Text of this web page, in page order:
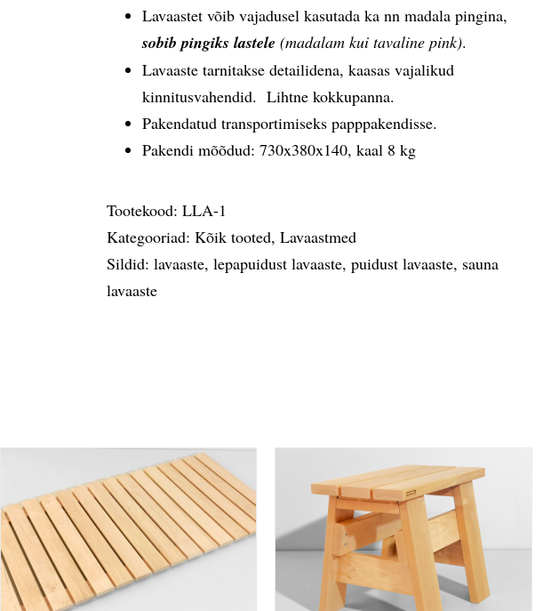
Lavaastet võib vajadusel kasutada ka nn madala pingina,
sobib pingiks lastele(madalam kui tavaline pink).
Lavaaste tarnitakse detailidena, kaasas vajalikud
kinnitusvahendid. Lihtne kokkupanna.
Pakendatud transportimiseks papppakendisse.
Pakendi mõõdud: 730x380x140, kaal 8 kg
Tootekood:LLA-1
Kategooriad:Kõik tooted,Lavaastmed
Sildid:lavaaste,lepapuidust lavaaste,puidust lavaaste, sauna
lavaaste